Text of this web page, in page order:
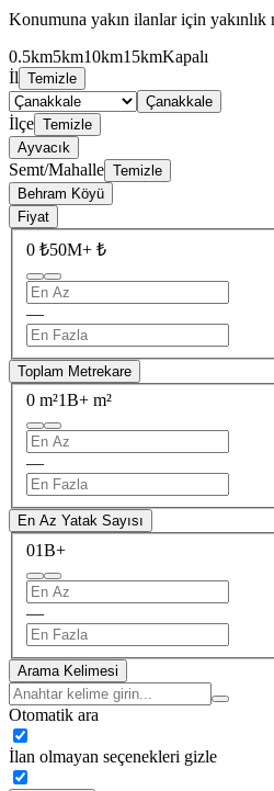
Konumuna yakın ilanlar için yakınlık
0.5km5km10km15kmKapalı
İl Temizle
Çanakkale
İlçe Temizle
Ayvacık
Semt/Mahalle Temizle
Behram Köyü
Fiyat
0 ₺50M+ ₺
—
Toplam Metrekare
0 m²1B+ m²
—
En Az Yatak Sayısı
01B+
—
Arama Kelimesi
Otomatik ara
İlan olmayan seçenekleri gizle